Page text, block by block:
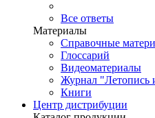
Все ответы
Материалы
Справочные
Глоссарий
Видеоматериалы
Журнал "Летопись
Книги
Центр дистрибуции